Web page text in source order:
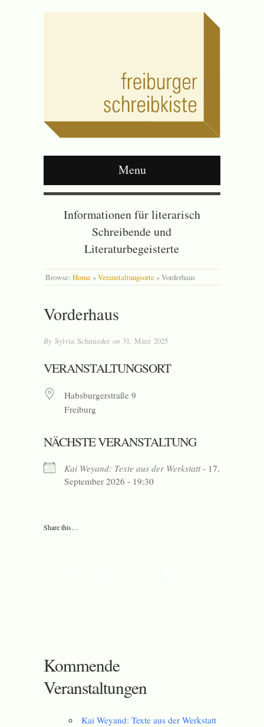
Menu
Informationen für literarisch
Schreibende und
Literaturbegeisterte
Browse: Home »Veranstaltungsorte »Vorderhaus
Vorderhaus
By Sylvia Schmieder on 31. März 2025
VERANSTALTUNGSORT
Habsburgerstraße 9
Freiburg
NÄCHSTE VERANSTALTUNG
Kai Weyand: Texte aus der Werkstatt- 17.
September 2026 - 19:30
Share this…
Kommende
Veranstaltungen
Kai Weyand: Texte aus der Werkstatt